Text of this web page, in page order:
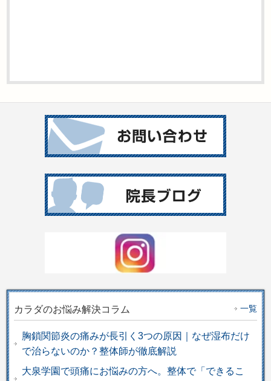
カラダのお悩み解決コラム 一覧
胸鎖関節炎の痛みが長引く3つの原因｜なぜ湿布だけ
で治らないのか？整体師が徹底解説
大泉学園で頭痛にお悩みの方へ。整体で「できるこ